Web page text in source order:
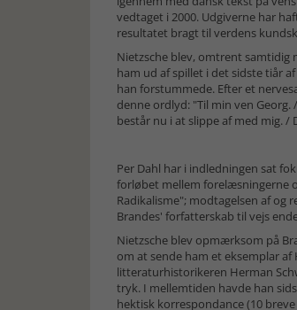
vedtaget i 2000. Udgi­verne har
resultatet bragt til verdens
Nietzsche blev, omtrent samtidig
ham ud af spillet i det sidste tiår
han forstummede. Ef­ter et
denne ord­lyd: "Til min ven
består nu i at slippe af med mig. /
Per Dahl har i indledningen sat
forløbet mellem forelæsningerne
Radikalisme"; modtagelsen af og
Brandes' forfatterskab til vejs
Nietzsche blev opmærksom på
om at sende ham et eksemplar
litteraturhistorikeren Herman
tryk. I mel­lem­ti­den havde han
hektisk korrespondance (10